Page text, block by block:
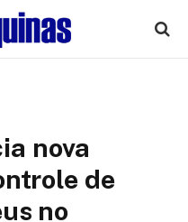
nova
de
no